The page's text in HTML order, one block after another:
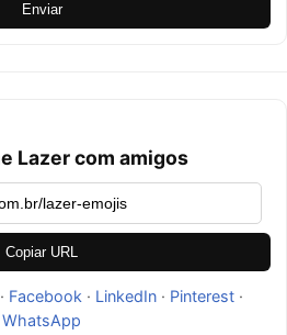
Enviar
Lazer com amigos
Copiar URL
Facebook · LinkedIn· Pinterest·
WhatsApp